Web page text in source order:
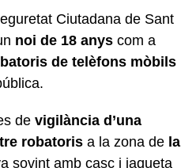
Ciutadana de Sant
noi de 18 anys com a
de telèfons mòbils
de vigilància d’una
robatoris a la zona de la
sovint amb casc i jaqueta